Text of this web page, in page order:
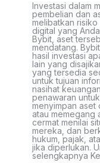
Investasi dalam
pembelian dan
melibatkan
digital yang
Bybit, aset
mendatang.
hasil investasi
lain yang
yang tersedia
untuk tujuan
nasihat
penawaran
menyimpan aset
atau memegang
cermat menilai
mereka, dan
hukum, pajak,
jika diperlukan.
selengkapnya